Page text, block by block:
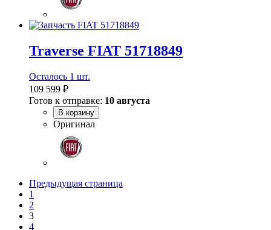
Traverse FIAT 51718849
Осталось 1 шт.
109 599 ₽
Готов к отправке: 10 августа
В корзину
Оригинал
Предыдущая страница
1
2
3
4